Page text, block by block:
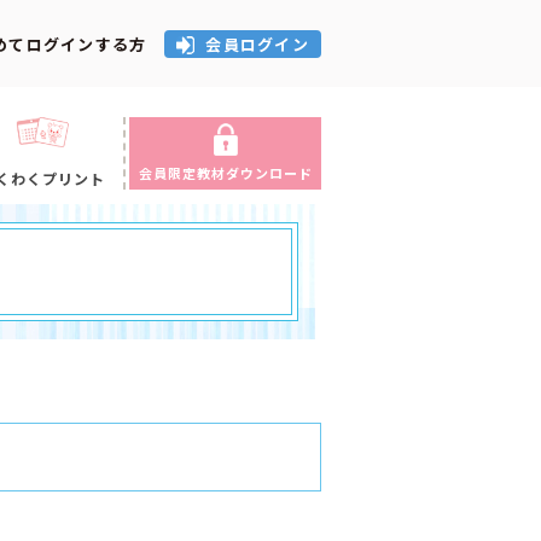
てログインする方 会員ログイン
わくプリント 会員限定教材ダウンロード